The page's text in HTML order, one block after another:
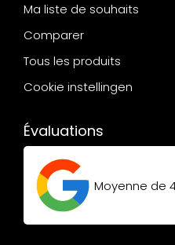
Ma liste de souhaits
Comparer
Tous les produits
Cookie instellingen
Évaluations
Moyenne de